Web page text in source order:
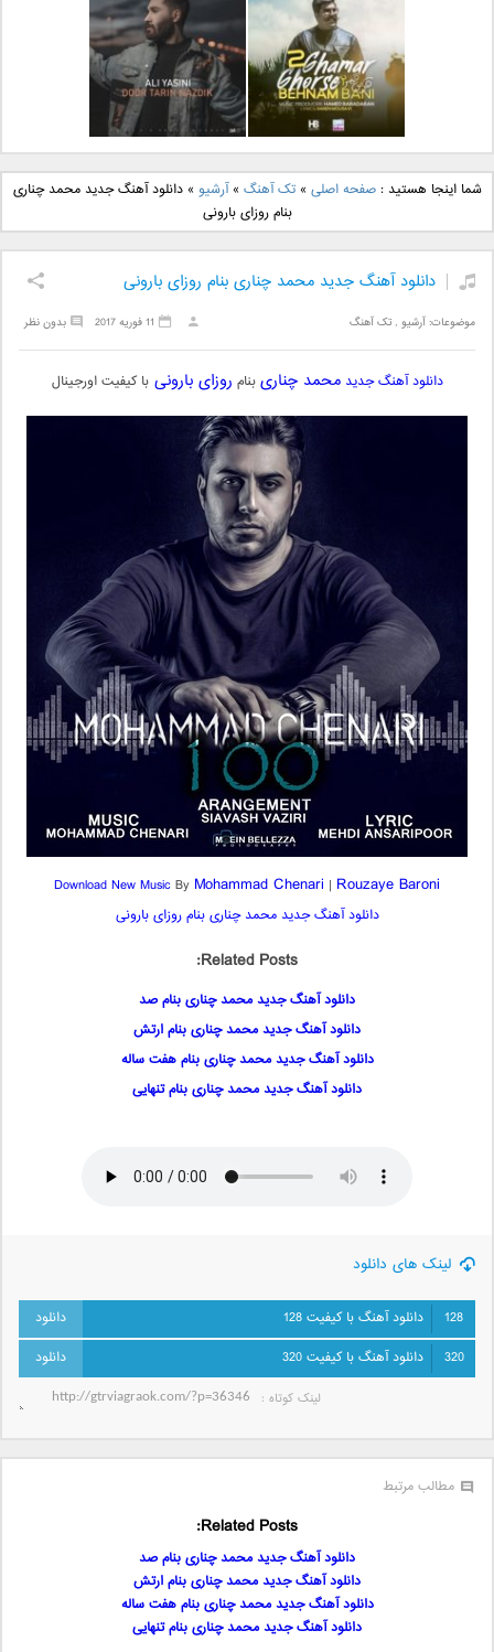
دانلود آهنگ جدید مهدی
یراحی بنام اسرار
دانلود آهنگ جدید فرزاد
فرزین بنام آتیش
دانلود آهنگ جدید بهنام
بانی بنام قرص قمر 2
دانلود آهنگ جدید علی
یاسینی بنام دورترین نزدیک
شما اینجا هستید :صفحه اصلی »تک آهنگ »آرشیو »دانلود آهنگ جدید محمد چناری
بنام روزای بارونی
دانلود آهنگ جدید محمد چناری بنام روزای بارونی
موضوعات:آرشیو ,تک آهنگ بدون نظر 11 فوریه 2017
دانلود آهنگ جدید محمد چناریبنام روزای بارونیبا کیفیت اورجینال
Download New MusicBy Mohammad Chenari | Rouzaye Baroni
دانلود آهنگ جدید محمد چناری بنام روزای بارونی
Related Posts:
دانلود آهنگ جدید محمد چناری بنام صد
دانلود آهنگ جدید محمد چناری بنام ارتش
دانلود آهنگ جدید محمد چناری بنام هفت ساله
دانلود آهنگ جدید محمد چناری بنام تنهایی
لینک های دانلود
128
دانلود آهنگ با کیفیت 128
320
دانلود آهنگ با کیفیت 320
لینک کوتاه‌ :
مطالب مرتبط
Related Posts:
دانلود آهنگ جدید محمد چناری بنام صد
دانلود آهنگ جدید محمد چناری بنام ارتش
دانلود آهنگ جدید محمد چناری بنام هفت ساله
دانلود آهنگ جدید محمد چناری بنام تنهایی